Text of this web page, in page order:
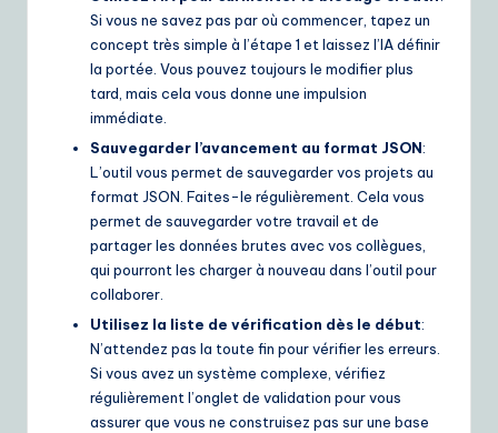
Si vous ne savez pas par où commencer, tapez un
concept très simple à l’étape 1 et laissez l’IA définir
la portée. Vous pouvez toujours le modifier plus
tard, mais cela vous donne une impulsion
immédiate.
Sauvegarder l’avancement au format JSON:
L’outil vous permet de sauvegarder vos projets au
format JSON. Faites-le régulièrement. Cela vous
permet de sauvegarder votre travail et de
partager les données brutes avec vos collègues,
qui pourront les charger à nouveau dans l’outil pour
collaborer.
Utilisez la liste de vérification dès le début:
N’attendez pas la toute fin pour vérifier les erreurs.
Si vous avez un système complexe, vérifiez
régulièrement l’onglet de validation pour vous
assurer que vous ne construisez pas sur une base